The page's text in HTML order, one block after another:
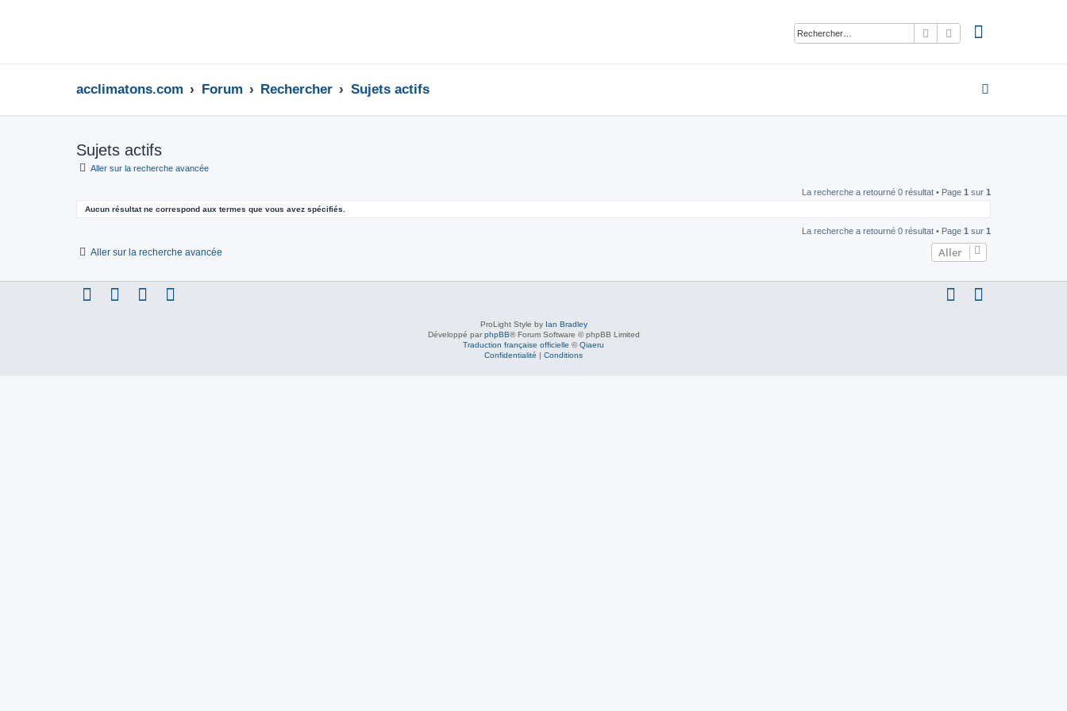
Rechercher
acclimatons.com Forum Rechercher Sujets actifs
Sujets actifs
Aller sur la recherche avancée
La recherche a retourné 0 résultat • Page 1 sur 1
Aucun résultat ne correspond aux termes que vous avez spécifiés.
La recherche a retourné 0 résultat • Page 1 sur 1
Aller sur la recherche avancée Aller
ProLight Style by Ian Bradley
Développé par phpBB® Forum Software © phpBB Limited
Traduction française officielle ©Qiaeru
Confidentialité | Conditions